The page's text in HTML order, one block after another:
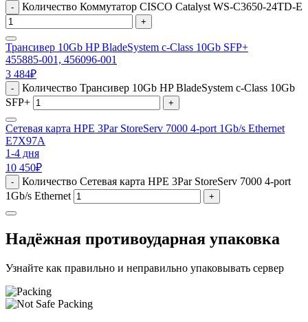
- Количество Коммутатор CISCO Catalyst WS-C3650-24TD-E
+
Трансивер 10Gb HP BladeSystem c-Class 10Gb SFP+
455885-001, 456096-001
3 484₽
-
Количество Трансивер 10Gb HP BladeSystem c-Class 10Gb
SFP+
+
Сетевая карта HPE 3Par StoreServ 7000 4-port 1Gb/s Ethernet
E7X97A
1-4 дня
10 450₽
-
Количество Сетевая карта HPE 3Par StoreServ 7000 4-port
1Gb/s Ethernet
+
Надёжная противоударная упаковка
Узнайте как правильно и неправильно упаковывать сервер